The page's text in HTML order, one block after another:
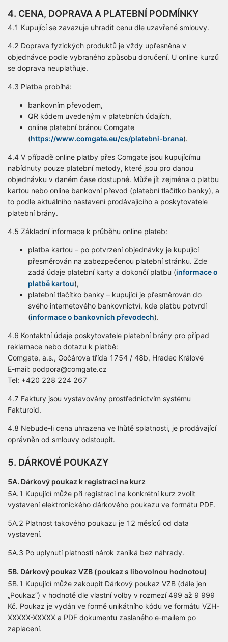
4. CENA, DOPRAVA A PLATEBNÍ PODMÍNKY
4.1 Kupující se zavazuje uhradit cenu dle uzavřené smlouvy.
4.2 Doprava fyzických produktů je vždy upřesněna v
objednávce podle vybraného způsobu doručení. U online kurzů
se doprava neuplatňuje.
4.3 Platba probíhá:
bankovním převodem,
QR kódem uvedeným v platebních údajích,
online platební bránou Comgate
(https://www.comgate.eu/cs/platebni-brana).
4.4 V případě online platby přes Comgate jsou kupujícímu
nabídnuty pouze platební metody, které jsou pro danou
objednávku v daném čase dostupné. Může jít zejména o platbu
kartou nebo online bankovní převod (platební tlačítko banky), a
to podle aktuálního nastavení prodávajícího a poskytovatele
platební brány.
4.5 Základní informace k průběhu online plateb:
platba kartou – po potvrzení objednávky je kupující
přesměrován na zabezpečenou platební stránku. Zde
zadá údaje platební karty a dokončí platbu (informace o
platbě kartou),
platební tlačítko banky – kupující je přesměrován do
svého internetového bankovnictví, kde platbu potvrdí
(informace o bankovních převodech).
4.6 Kontaktní údaje poskytovatele platební brány pro případ
reklamace nebo dotazu k platbě:
Comgate, a.s., Gočárova třída 1754 / 48b, Hradec Králové
E-mail: podpora@comgate.cz
Tel: +420 228 224 267
4.7 Faktury jsou vystavovány prostřednictvím systému
Fakturoid.
4.8 Nebude-li cena uhrazena ve lhůtě splatnosti, je prodávající
oprávněn od smlouvy odstoupit.
5. DÁRKOVÉ POUKAZY
5A. Dárkový poukaz k registraci na kurz
5A.1 Kupující může při registraci na konkrétní kurz zvolit
vystavení elektronického dárkového poukazu ve formátu PDF.
5A.2 Platnost takového poukazu je 12 měsíců od data
vystavení.
5A.3 Po uplynutí platnosti nárok zaniká bez náhrady.
5B. Dárkový poukaz VZB (poukaz s libovolnou hodnotou)
5B.1 Kupující může zakoupit Dárkový poukaz VZB (dále jen
„Poukaz“) v hodnotě dle vlastní volby v rozmezí 499 až 9 999
Kč. Poukaz je vydán ve formě unikátního kódu ve formátu VZH-
XXXXX-XXXXX a PDF dokumentu zaslaného e-mailem po
zaplacení.